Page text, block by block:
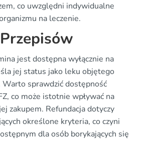
co uwzględni indywidualne
na leczenie.
jest dostępna wyłącznie na
jej status jako leku objętego
Warto sprawdzić dostępność
co może istotnie wpływać na
zakupem. Refundacja dotyczy
określone kryteria, co czyni
dla osób borykających się